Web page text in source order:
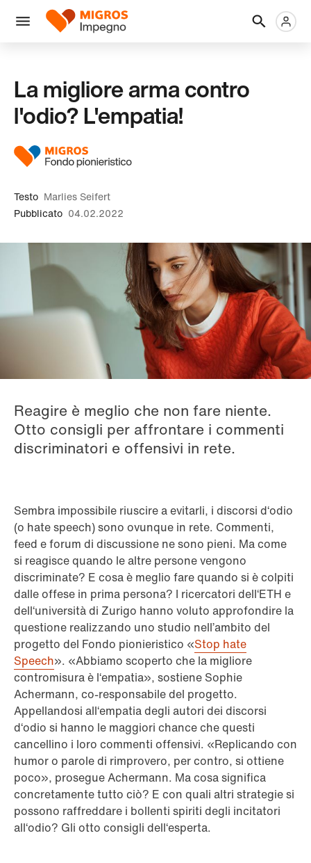
navigazione
Intestazione
Menu
Logo
La migliore arma contro
l'odio? L'empatia!
Testo Marlies Seifert
Pubblicato 04.02.2022
Reagire è meglio che non fare niente.
Otto consigli per affrontare i commenti
discriminatori e offensivi in rete.
Sembra impossibile riuscire a evitarli, i discorsi d‘odio
(o hate speech) sono ovunque in rete. Commenti,
feed e forum di discussione ne sono pieni. Ma come
si reagisce quando le altre persone vengono
discriminate? E cosa è meglio fare quando si è colpiti
dalle offese in prima persona? I ricercatori dell‘ETH e
dell‘università di Zurigo hanno voluto approfondire la
questione realizzando uno studio nell’ambito del
progetto del Fondo pionieristico «Stop hate
Speech». «Abbiamo scoperto che la migliore
contromisura è l‘empatia», sostiene Sophie
Achermann, co-responsabile del progetto.
Appellandosi all‘empatia degli autori dei discorsi
d‘odio si hanno le maggiori chance che questi
cancellino i loro commenti offensivi. «Replicando con
humor o parole di rimprovero, per contro, si ottiene
poco», prosegue Achermann. Ma cosa significa
concretamente tutto ciò? E con quali altri strategie si
possono raffreddare i bollenti spiriti degli incitatori
all‘odio? Gli otto consigli dell‘esperta.